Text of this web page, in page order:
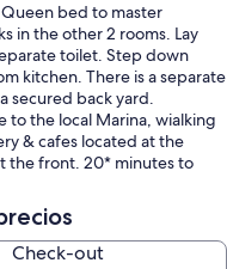
bed to master
in the other 2 rooms. Lay
toilet. Step down
kitchen. There is a separate
secured back yard.
to the local Marina, wialking
& cafes located at the
the front. 20* minutes to
Check-out